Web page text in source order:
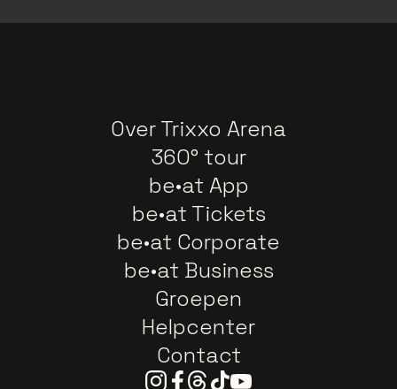
Over Trixxo Arena
360° tour
be•at App
be•at Tickets
be•at Corporate
be•at Business
Groepen
Helpcenter
Contact
Instagram
Facebook
Threads
TiktokYoutube